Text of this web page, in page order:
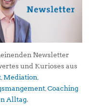
Newsletter
und Kurioses aus
, Mediation
, Coaching
Alltag.